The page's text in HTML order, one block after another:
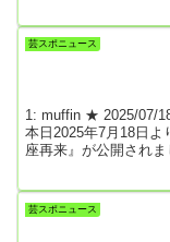
医研究員・榊マリコ
ンからスタート。ネ
芸スポニュース
1: muffin ★ 2025/07/
本日2025年7月18日
座再来』が公開され
朝一番に観に行った
た。注意喚起の内容
芸スポニュース